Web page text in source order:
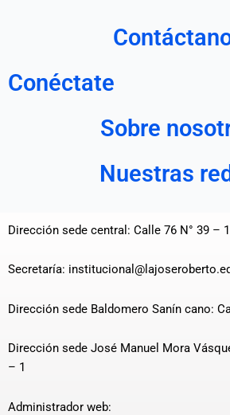
Conéctate
Sobre
Nuestras
Dirección sede central: Calle 76 N° 39 –
Secretaría:
Dirección sede Baldomero Sanín cano:
Dirección sede José Manuel Mora
– 1
Administrador web: